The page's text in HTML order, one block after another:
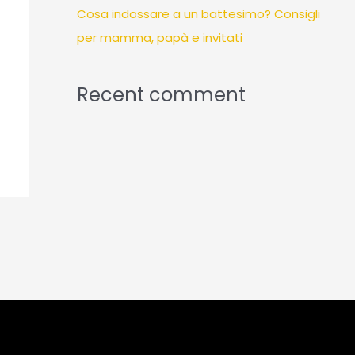
Cosa indossare a un battesimo? Consigli
per mamma, papà e invitati
Recent comment